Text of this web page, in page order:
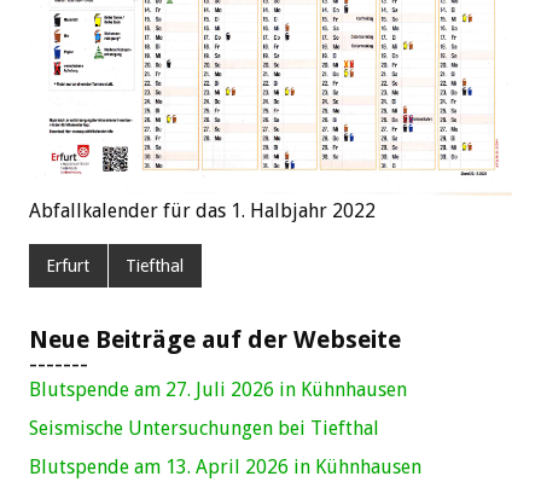
Abfallkalender für das 1. Halbjahr 2022
Erfurt Tiefthal
Neue Beiträge auf der Webseite
-------
Blutspende am 27. Juli 2026 in Kühnhausen
Seismische Untersuchungen bei Tiefthal
Blutspende am 13. April 2026 in Kühnhausen